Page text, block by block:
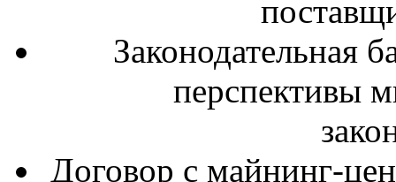
Законодательная
перспективы
Договор с майнинг-